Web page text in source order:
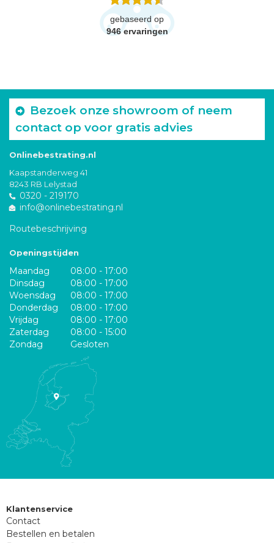
gebaseerd op
946 ervaringen
Bezoek onze showroom of neem
contact op voor gratis advies
Onlinebestrating.nl
Kaapstanderweg 41
8243 RB Lelystad
0320 - 219170
info@onlinebestrating.nl
Routebeschrijving
Openingstijden
Maandag
08:00 - 17:00
Dinsdag
08:00 - 17:00
Woensdag
08:00 - 17:00
Donderdag
08:00 - 17:00
Vrijdag
08:00 - 17:00
Zaterdag
08:00 - 15:00
Zondag
Gesloten
Klantenservice
Contact
Bestellen en betalen